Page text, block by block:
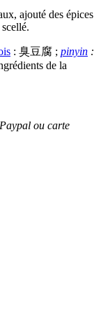
ajouté des épices
: 臭豆腐 ; pinyin :
de la
ou carte